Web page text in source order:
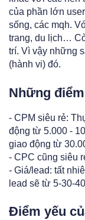
của phần lớn
sống, các mqh.
trang, du lịch…
trí. Vì vậy những
(hành vi) đó.
Những
- CPM siêu rẻ:
động từ 5.000 -
giao động từ
- CPC cũng siêu
- Giá/lead: tất
lead sẽ từ 5-30-
Điểm yếu